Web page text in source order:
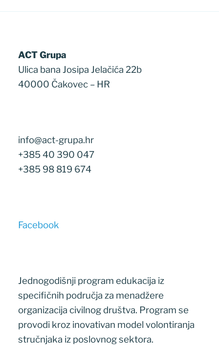
ACT Grupa
Ulica bana Josipa Jelačića 22b
40000 Čakovec – HR
info@act-grupa.hr
+385 40 390 047
+385 98 819 674
Facebook
Jednogodišnji program edukacija iz
specifičnih područja za menadžere
organizacija civilnog društva. Program se
provodi kroz inovativan model volontiranja
stručnjaka iz poslovnog sektora.